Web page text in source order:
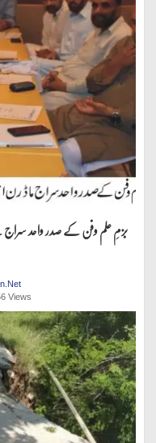
بزمِ علم وفن کے صدر واحد سراج
Views